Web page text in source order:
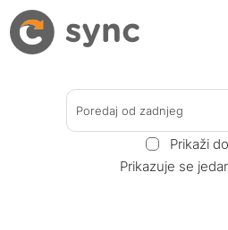
Poredaj od zadnjeg
Prikaži
Prikazuje se